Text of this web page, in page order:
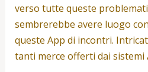
verso tutte queste
sembrerebbe avere luogo
queste App di incontri.
tanti merce offerti dai sistemi